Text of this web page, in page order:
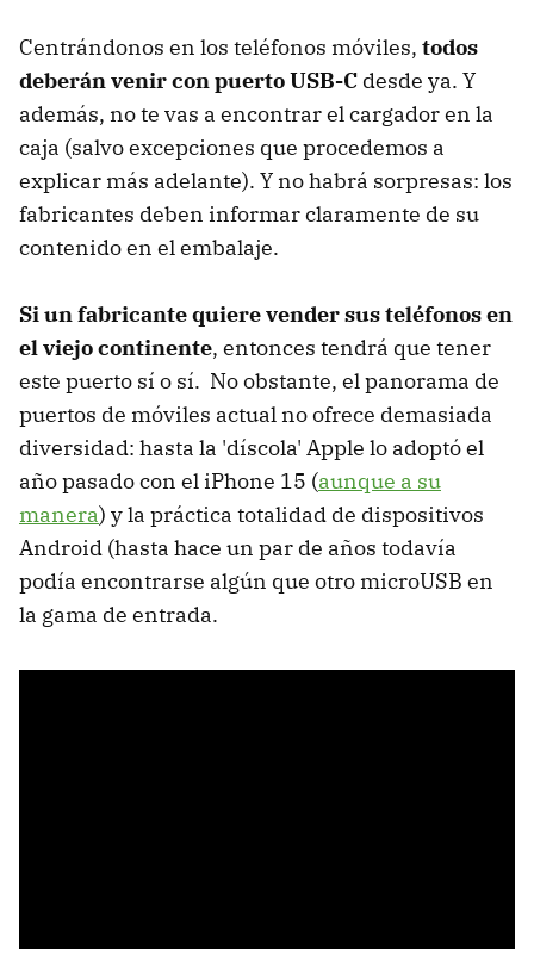
Centrándonos en los teléfonos móviles, todos
deberán venir con puerto USB-C desde ya. Y
además, no te vas a encontrar el cargador en la
caja (salvo excepciones que procedemos a
explicar más adelante). Y no habrá sorpresas: los
fabricantes deben informar claramente de su
contenido en el embalaje.
Si un fabricante quiere vender sus teléfonos en
el viejo continente, entonces tendrá que tener
este puerto sí o sí. No obstante, el panorama de
puertos de móviles actual no ofrece demasiada
diversidad: hasta la 'díscola' Apple lo adoptó el
año pasado con el iPhone 15 (aunque a su
manera) y la práctica totalidad de dispositivos
Android (hasta hace un par de años todavía
podía encontrarse algún que otro microUSB en
la gama de entrada.